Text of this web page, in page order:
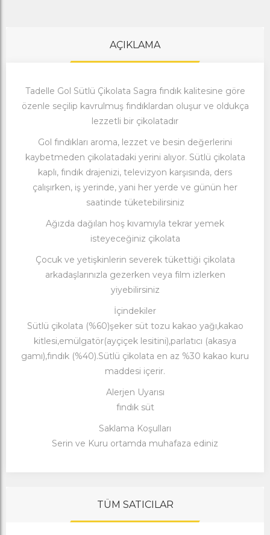
AÇIKLAMA
Tadelle Gol Sütlü Çikolata Sagra fındık kalitesine göre
özenle seçilip kavrulmuş fındıklardan oluşur ve oldukça
lezzetli bir çikolatadır
Gol fındıkları aroma, lezzet ve besin değerlerini
kaybetmeden çikolatadaki yerini alıyor. Sütlü çikolata
kaplı, fındık drajenizi, televizyon karşısında, ders
çalışırken, iş yerinde, yani her yerde ve günün her
saatinde tüketebilirsiniz
Ağızda dağılan hoş kıvamıyla tekrar yemek
isteyeceğiniz çikolata
Çocuk ve yetişkinlerin severek tükettiği çikolata
arkadaşlarınızla gezerken veya film izlerken
yiyebilirsiniz
İçindekiler
Sütlü çikolata (%60)şeker süt tozu kakao yağı,kakao
kitlesi,emülgatör(ayçiçek lesitini),parlatıcı (akasya
gamı),fındık (%40).Sütlü çikolata en az %30 kakao kuru
maddesi içerir.
Alerjen Uyarısı
fındık süt
Saklama Koşulları
Serin ve Kuru ortamda muhafaza ediniz
TÜM SATICILAR